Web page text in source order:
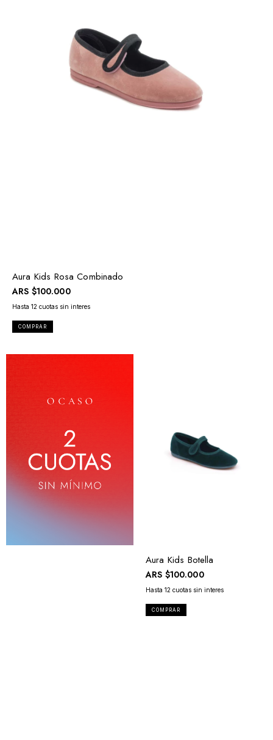
Aura Kids Rosa Combinado
ARS $100.000
COMPRAR
Aura Kids Botella
ARS $100.000
COMPRAR